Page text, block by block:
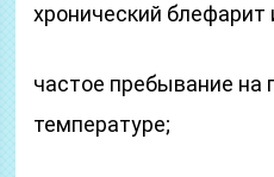
хронический блефарит
частое пребывание на
температуре;